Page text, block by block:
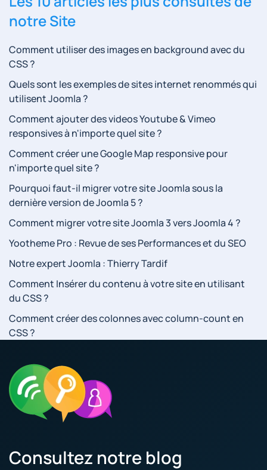
notre Site
Comment utiliser des images en background avec du
CSS ?
Quels sont les exemples de sites internet renommés qui
utilisent Joomla ?
Comment ajouter des videos Youtube & Vimeo
responsives à n'importe quel site ?
Comment créer une Google Map responsive pour
n'importe quel site ?
Pourquoi faut-il migrer votre site Joomla sous la
dernière version de Joomla 5 ?
Comment migrer votre site Joomla 3 vers Joomla 4 ?
Yootheme Pro : Revue de ses Performances et du SEO
Notre expert Joomla : Thierry Tardif
Comment Insérer du contenu à votre site en utilisant
du CSS ?
Comment créer des colonnes avec column-count en
CSS ?
Consultez notre blog